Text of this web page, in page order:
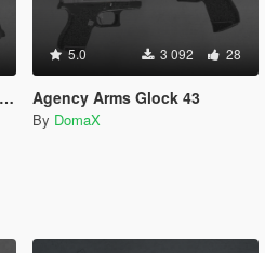
5.0 3 092 28
Agency Arms Glock 43
By DomaX